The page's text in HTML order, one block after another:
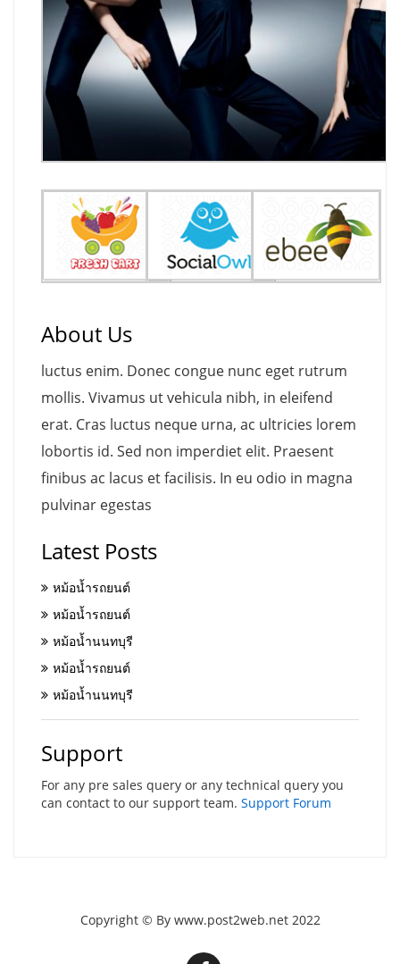
About Us
luctus enim. Donec congue nunc eget rutrum
mollis. Vivamus ut vehicula nibh, in eleifend
erat. Cras luctus neque urna, ac ultricies lorem
lobortis id. Sed non imperdiet elit. Praesent
finibus ac lacus et facilisis. In eu odio in magna
pulvinar egestas
Latest Posts
หม้อน้ำรถยนต์
หม้อน้ำรถยนต์
หม้อน้ำนนทบุรี
หม้อน้ำรถยนต์
หม้อน้ำนนทบุรี
Support
For any pre sales query or any technical query you
can contact to our support team. Support Forum
Copyright © By www.post2web.net 2022